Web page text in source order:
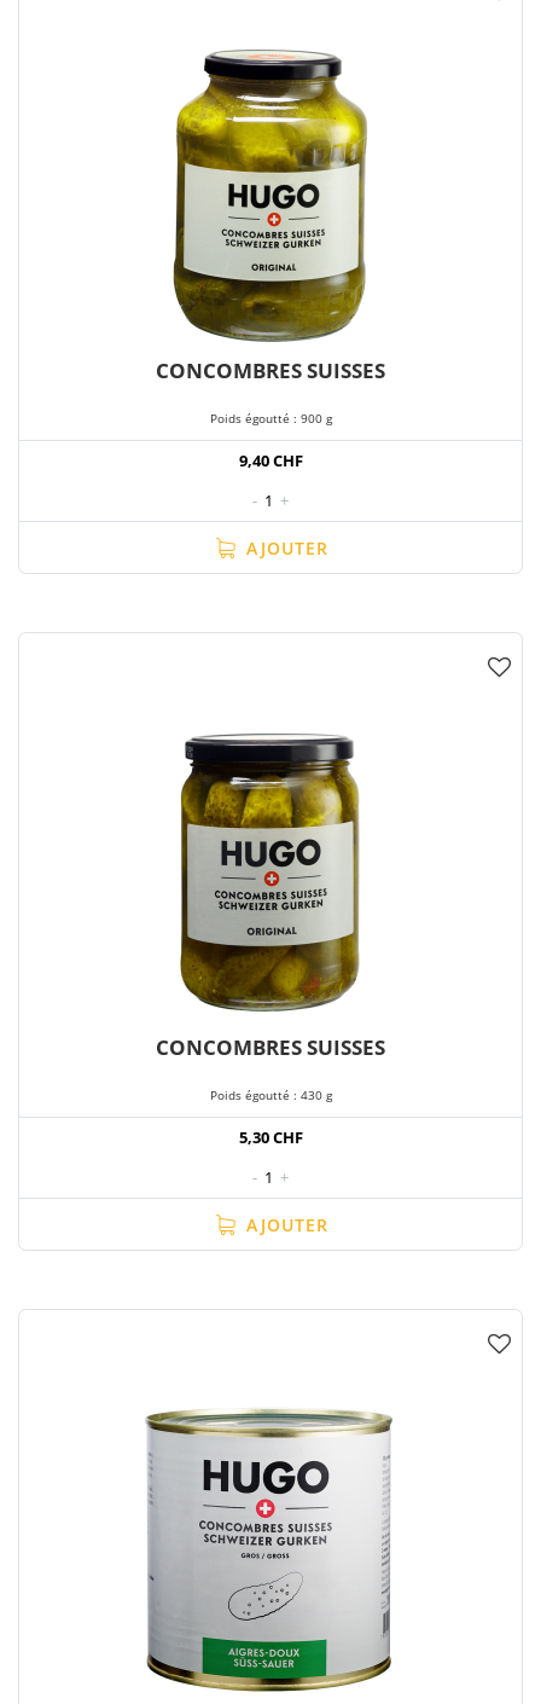
CONCOMBRES SUISSES
Poids égoutté : 900 g
9,40 CHF
- 1 +
AJOUTER
CONCOMBRES SUISSES
Poids égoutté : 430 g
5,30 CHF
- 1 +
AJOUTER